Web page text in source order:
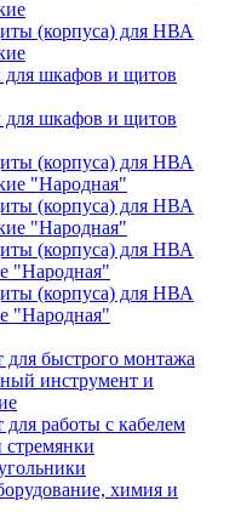
(корпуса) для НВА
для шкафов и щитов
для шкафов и щитов
(корпуса) для НВА
"Народная"
(корпуса) для НВА
"Народная"
(корпуса) для НВА
"Народная"
(корпуса) для НВА
"Народная"
для быстрого монтажа
инструмент и
работы с кабелем
химия и